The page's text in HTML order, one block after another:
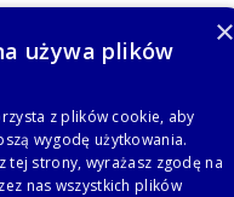
×
używa plików
z plików cookie, aby
wygodę użytkowania.
tej strony, wyrażasz zgodę na
nas wszystkich plików